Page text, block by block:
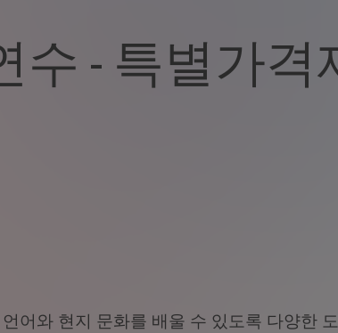
수 - 특별가격
어와 현지 문화를 배울 수 있도록 다양한